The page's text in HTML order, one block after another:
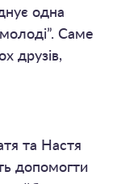
одна
молоді”. Саме
друзів,
та Настя
допомогти